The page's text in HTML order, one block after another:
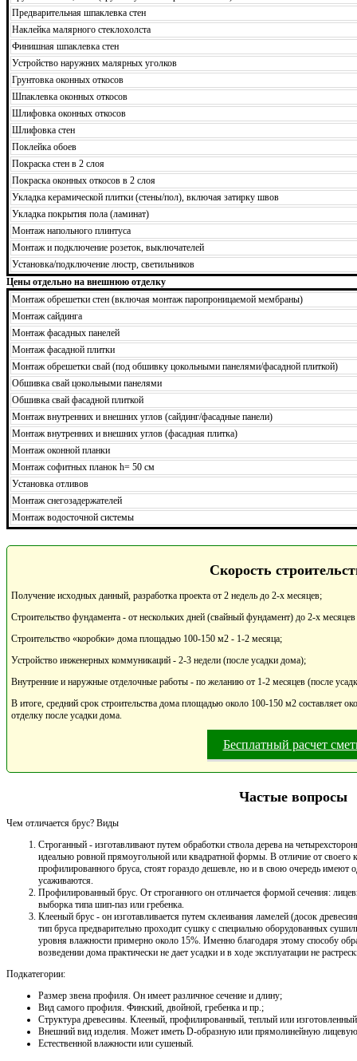
Предварительная шпаклевка стен
Наклейка малярного стеклохолста
Финишная шпаклевка стен
Устройство наружних малярных уголков
Грунтовка оконных откосов
Шпаклевка оконных откосов
Шлифовка оконных откосов
Шлифовка стен
Поклейка обоев
Покраска стен в 2 слоя
Покраска оконных откосов в 2 слоя
Укладка керамической плитки (стены/пол), включая затирку швов
Укладка покрытия пола (ламинат)
Монтаж напольного плинтуса
Монтаж и подключение розеток, выключателей
Установка/подключение люстр, светильников
Цены отдельно на внешнюю отделку
Монтаж обрешетки стен (включая монтаж паропроницаемой мембраны)
Монтаж сайдинга
Монтаж фасадных панелей
Монтаж фасадной плитки
Монтаж обрешетки свай (под обшивку цокольными панелями/фасадной плиткой)
Обшивка свай цокольными панелями
Обшивка свай фасадной плиткой
Монтаж внутренних и внешних углов (сайдинг/фасадные панели)
Монтаж внутренних и внешних углов (фасадная плитка)
Монтаж оконной планки
Монтаж софитных планок h= 50 см
Установка отливов
Монтаж снегозадержателей
Монтаж водосточной системы
Скорость
Получение исходных данный, разработка проекта от 2 недель до 2-х месяцев;
Строительство фундамента - от нескольких дней (свайный фундамент) до 2-х
Строительство «коробки» дома площадью 100-150 м2 - 1-2 месяца;
Устройство инженерных коммуникаций - 2-3 недели (после усадки дома);
Внутренние и наружные отделочные работы - по желанию от 1-2 месяцев (после
В итоге, средний срок строительства дома площадью около 100-150 м2 составляет
отделку после усадки дома.
Бесплатный расчет
Частые вопросы
Чем отличается брус? Виды
Строганный - изготавливают путем обработки ствола дерева на
идеально ровной прямоугольной или квадратной формы. В отличие от своего
профилированного бруса, стоят гораздо дешевле, но и в свою очередь имеют
усаживаются.
Профилированный брус. От строганного он отличается формой сечения:
выборка типа шип-паз или гребенка.
Клееный брус - он изготавливается путем склеивания ламелей (досок
тип бруса предварительно проходит сушку с специально оборудованных
уровня влажности примерно около 15%. Именно благодаря этому способу
возведении дома практически не дает усадки и в ходе эксплуатации не
Подкатегории:
Размер звена профиля. Он имеет различное сечение и длину;
Вид самого профиля. Финский, двойной, гребенка и пр.;
Структура древесины. Клееный, профилированный, теплый или изготовленный
Внешний вид изделия. Может иметь D-образную или прямолинейную
Естественной влажности или сушеный.